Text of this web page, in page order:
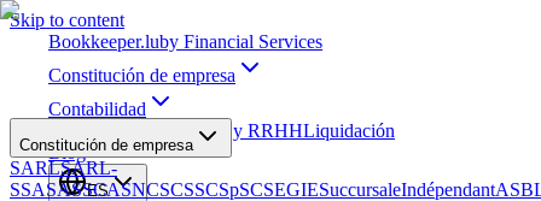
Skip to content
Bookkeeper.luby Financial Services
Constitución de empresa
Contabilidad
Nóminas y RRHHLiquidación
Blog
ES
Constitución de empresa
SARLSARL-
SSASASSCASNCSCSSCSpSCSEGIESuccursaleIndépendant